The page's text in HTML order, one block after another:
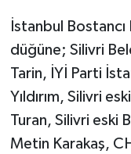
İstanbul
düğüne; Silivri
Tarin, İYİ Parti
Yıldırım, Silivri
Turan, Silivri eski
Metin Karakaş,